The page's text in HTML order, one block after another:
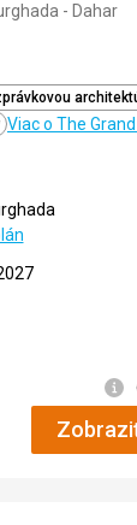
4/5 - Dahar
Viac o The